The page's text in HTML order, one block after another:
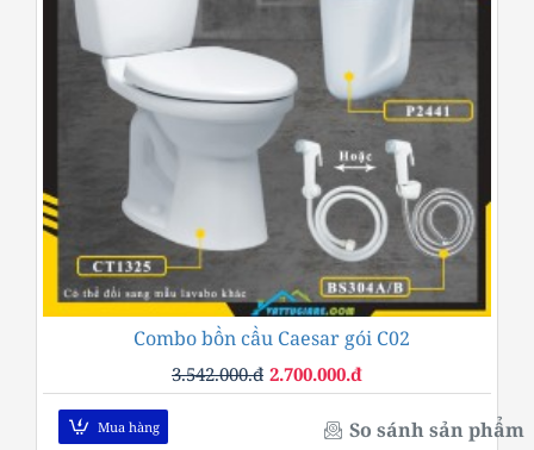
Combo bồn cầu Caesar gói C02
2.700.000.đ
3.542.000.đ
Mua hàng So sánh sản phẩm